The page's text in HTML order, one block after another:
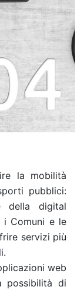
la mobilità
pubblici:
della digital
i Comuni e le
servizi più
web
possibilità di